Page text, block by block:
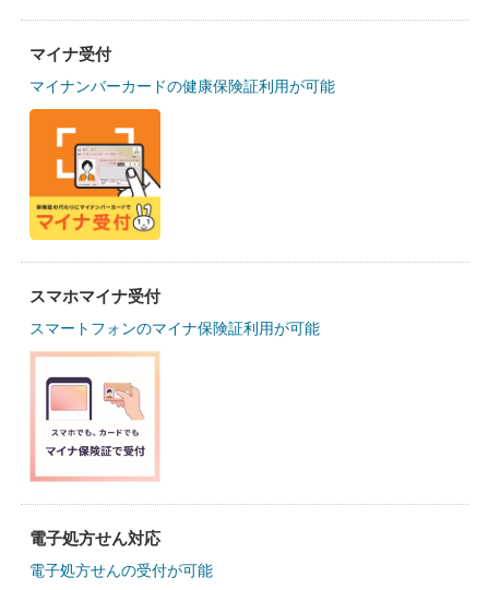
マイナ受付
マイナンバーカードの健康保険証利用が可能
スマホマイナ受付
スマートフォンのマイナ保険証利用が可能
電子処方せん対応
電子処方せんの受付が可能